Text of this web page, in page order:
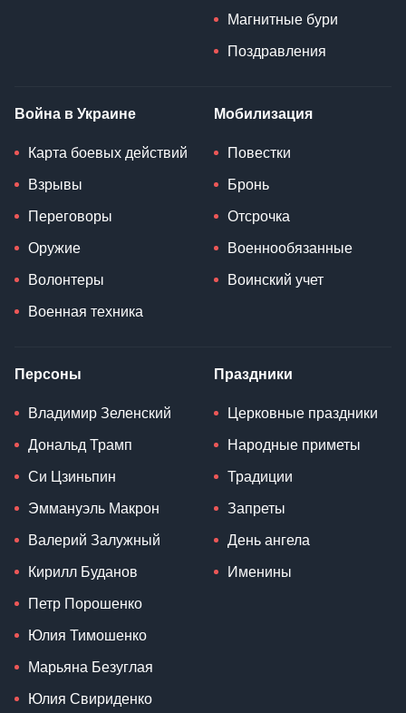
Магнитные бури
Поздравления
Война в Украине
Карта боевых действий
Взрывы
Переговоры
Оружие
Волонтеры
Военная техника
Мобилизация
Повестки
Бронь
Отсрочка
Военнообязанные
Воинский учет
Персоны
Владимир Зеленский
Дональд Трамп
Си Цзиньпин
Эммануэль Макрон
Валерий Залужный
Кирилл Буданов
Петр Порошенко
Юлия Тимошенко
Марьяна Безуглая
Юлия Свириденко
Праздники
Церковные праздники
Народные приметы
Традиции
Запреты
День ангела
Именины